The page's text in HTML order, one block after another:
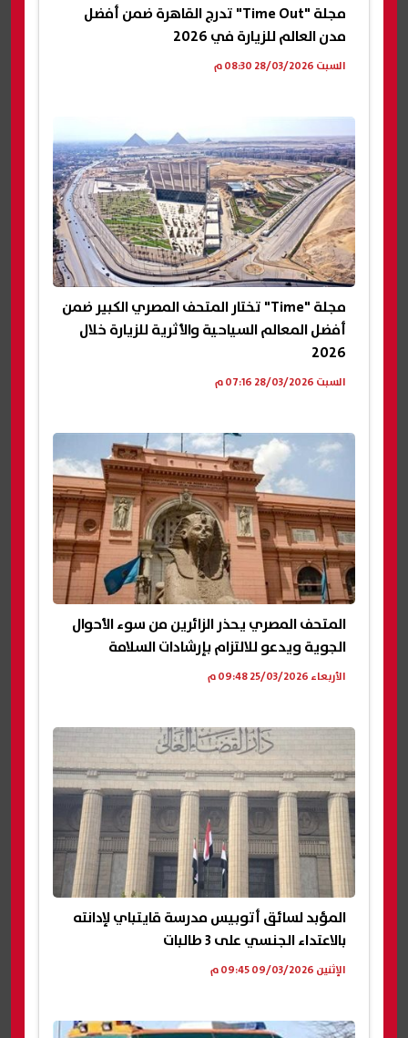
مجلة "Time Out" تدرج القاهرة ضمن أفضل
مدن العالم للزيارة في 2026
السبت 28/03/2026 08:30 م
مجلة "Time" تختار المتحف المصري الكبير ضمن
أفضل المعالم السياحية والأثرية للزيارة خلال
2026
السبت 28/03/2026 07:16 م
المتحف المصري يحذر الزائرين من سوء الأحوال
الجوية ويدعو للالتزام بإرشادات السلامة
الأربعاء 25/03/2026 09:48 م
المؤبد لسائق أتوبيس مدرسة قايتباي لإدانته
بالاعتداء الجنسي على 3 طالبات
الإثنين 09/03/2026 09:45 م